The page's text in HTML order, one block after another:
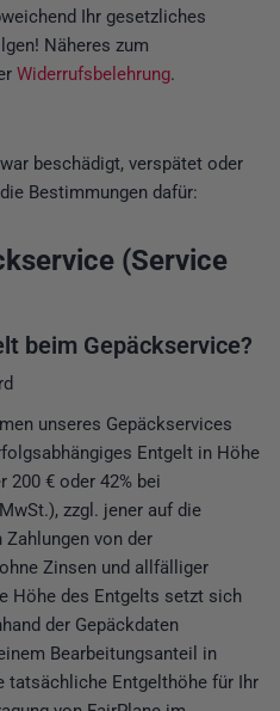
Ihr gesetzliches
Näheres zum
Widerrufsbelehrung.
beschädigt, verspätet oder
Bestimmungen dafür:
(Service
beim Gepäckservice?
unseres Gepäckservices
Entgelt in Höhe
200 € oder 42% bei
zzgl. jener auf die
Zahlungen von der
Zinsen und allfälliger
Höhe des Entgelts setzt sich
der Gepäckdaten
Bearbeitungsanteil in
tatsächliche Entgelthöhe für Ihr